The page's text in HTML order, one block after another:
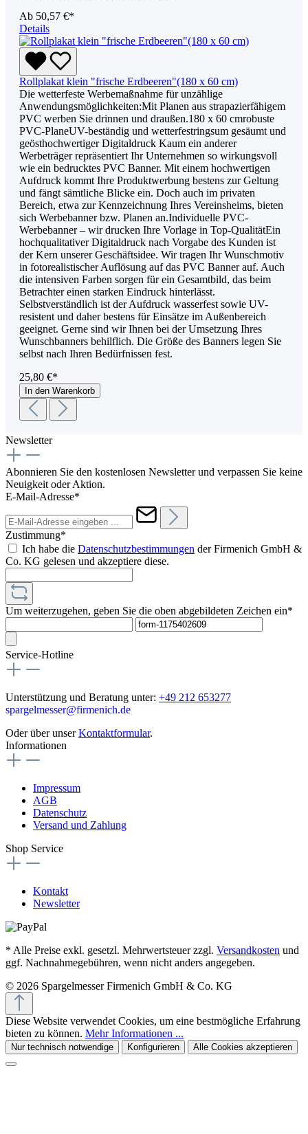
Ab 50,57 €*
Details
Rollplakat klein "frische Erdbeeren"(180 x 60 cm)
Die wetterfeste Werbemaßnahme für unzählige
Anwendungsmöglichkeiten:Mit Planen aus strapazierfähigem
PVC werben Sie drinnen und draußen.180 x 60 cmrobuste
PVC-PlaneUV-beständig und wetterfestringsum gesäumt und
geösthochwertiger Digitaldruck Kaum ein anderer
Werbeträger repräsentiert Ihr Unternehmen so wirkungsvoll
wie ein bedrucktes PVC Banner. Mit einem hochwertigen
Aufdruck kommt Ihre Produktwerbung bestens zur Geltung
und fängt sämtliche Blicke ein. Doch auch im privaten
Bereich, etwa zur Kennzeichnung Ihres Vereinsheims, bieten
sich Werbebanner bzw. Planen an.Individuelle PVC-
Werbebanner – wir drucken Ihre Vorlage in Top-QualitätEin
hochqualitativer Digitaldruck nach Vorgabe des Kunden ist
der Kern unserer Geschäftsidee. Wir tragen Ihr Wunschmotiv
in fotorealistischer Auflösung auf das PVC Banner auf. Auch
die intensiven Farben sorgen für ein Gesamtbild, das beim
Betrachter einen starken Eindruck hinterlässt.
Selbstverständlich ist der Aufdruck wasserfest sowie UV-
resistent und daher bestens für Einsätze im Außenbereich
geeignet. Gerne sind wir Ihnen bei der Umsetzung Ihres
Wunschbanners behilflich. Die Größe des Banners legen Sie
selbst nach Ihren Bedürfnissen fest.
25,80 €*
In den Warenkorb
Newsletter
Abonnieren Sie den kostenlosen Newsletter und verpassen Sie keine
Neuigkeit oder Aktion.
E-Mail-Adresse*
Zustimmung*
Ich habe die Datenschutzbestimmungen der Firmenich GmbH &
Co. KG gelesen und akzeptiere diese.
Um weiterzugehen, geben Sie die oben abgebildeten Zeichen ein*
Service-Hotline
Unterstützung und Beratung unter: +49 212 653277
spargelmesser@firmenich.de
Oder über unserKontaktformular.
Informationen
Impressum
AGB
Datenschutz
Versand und Zahlung
Shop Service
Kontakt
Newsletter
* Alle Preise exkl. gesetzl. Mehrwertsteuer zzgl. Versandkosten und
ggf. Nachnahmegebühren, wenn nicht anders angegeben.
© 2026 Spargelmesser Firmenich GmbH & Co. KG
Diese Website verwendet Cookies, um eine bestmögliche Erfahrung
bieten zu können. Mehr Informationen ...
Nur technisch notwendige Konfigurieren Alle Cookies akzeptieren